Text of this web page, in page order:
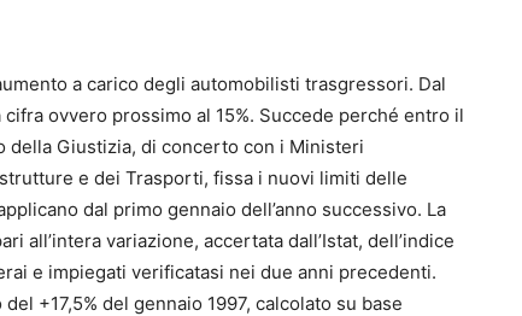
a carico degli automobilisti trasgressori. Dal
ovvero prossimo al 15%. Succede perché entro il
Giustizia, di concerto con i Ministeri
e dei Trasporti, fissa i nuovi limiti delle
dal primo gennaio dell’anno successivo. La
all’intera variazione, accertata dall’Istat, dell’indice
e impiegati verificatasi nei due anni precedenti.
+17,5% del gennaio 1997, calcolato su base